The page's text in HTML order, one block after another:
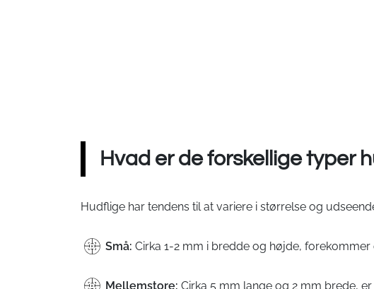
Hvad er de forskellige typer
Hudflige har tendens til at variere i størrelse og
Små: Cirka 1-2 mm i bredde og højde,
Mellemstore: Cirka 5 mm lange og 2 mm brede,